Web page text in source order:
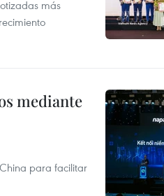
más
mediante
para facilitar